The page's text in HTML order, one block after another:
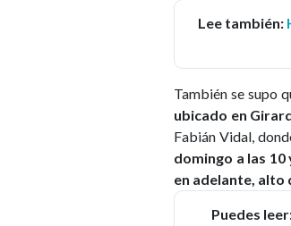
Lee también:
También se supo
ubicado en
Fabián Vidal,
domingo a las 10
en adelante, alto
Puedes